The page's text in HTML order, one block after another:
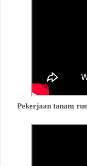
Pekerjaan tanam